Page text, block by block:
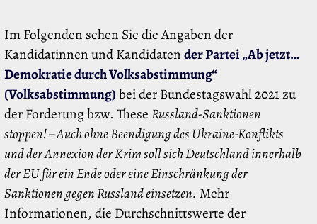
Im Folgenden sehen Sie die Angaben der
Kandidatinnen und Kandidatender Partei „Ab jetzt…
Demokratie durch Volksabstimmung“
(Volksabstimmung)bei der Bundestagswahl 2021 zu
der Forderung bzw. TheseRussland-Sanktionen
stoppen! – Auch ohne Beendigung des Ukraine-Konflikts
und der Annexion der Krim soll sich Deutschland innerhalb
der EU für ein Ende oder eine Einschränkung der
Sanktionen gegen Russland einsetzen. Mehr
Informationen, die Durchschnittswerte der